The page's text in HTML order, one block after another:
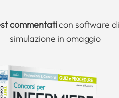
commentaticon software di
simulazione in omaggio